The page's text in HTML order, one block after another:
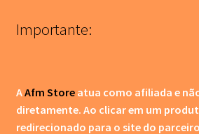
Importante:
AAfm Store atua como afiliada e
diretamente. Ao clicar em um
redirecionado para o site do